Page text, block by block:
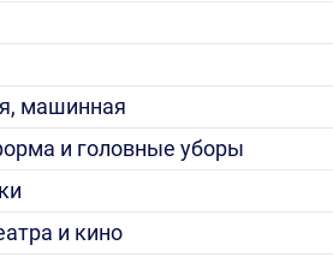
машинная
и головные уборы
и кино